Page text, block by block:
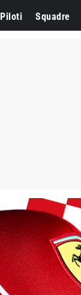
Piloti Squadre